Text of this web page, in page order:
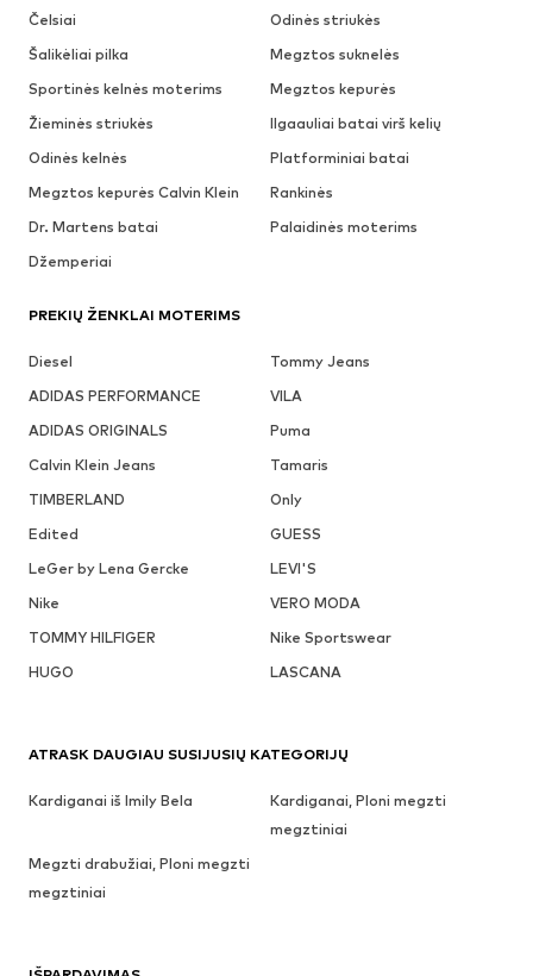
Čelsiai
Odinės striukės
Šalikėliai pilka
Megztos suknelės
Sportinės kelnės moterims
Megztos kepurės
Žieminės striukės
Ilgaauliai batai virš kelių
Odinės kelnės
Platforminiai batai
Megztos kepurės Calvin Klein
Rankinės
Dr. Martens batai
Palaidinės moterims
Džemperiai
PREKIŲ ŽENKLAI MOTERIMS
Diesel
Tommy Jeans
ADIDAS PERFORMANCE
VILA
ADIDAS ORIGINALS
Puma
Calvin Klein Jeans
Tamaris
TIMBERLAND
Only
Edited
GUESS
LeGer by Lena Gercke
LEVI'S
Nike
VERO MODA
TOMMY HILFIGER
Nike Sportswear
HUGO
LASCANA
ATRASK DAUGIAU SUSIJUSIŲ KATEGORIJŲ
Kardiganai iš Imily Bela
Kardiganai, Ploni megzti
megztiniai
Megzti drabužiai, Ploni megzti
megztiniai